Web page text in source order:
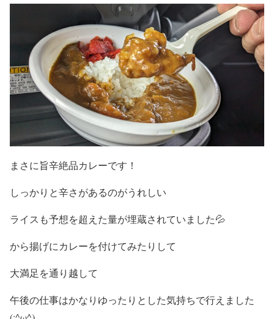
まさに旨辛絶品カレーです！
しっかりと辛さがあるのがうれしい
ライスも予想を超えた量が埋蔵されていました💦
から揚げにカレーを付けてみたりして
大満足を通り越して
午後の仕事はかなりゆったりとした気持ちで行えました